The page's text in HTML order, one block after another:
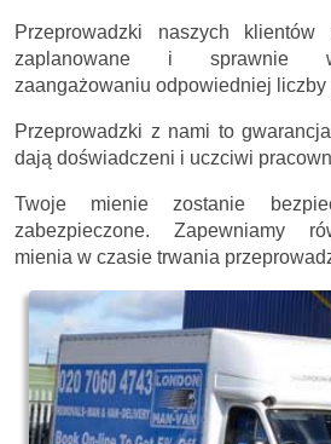
Przeprowadzki naszych
zaplanowane i sprawnie
zaangażowaniu odpowiedniej
Przeprowadzki z nami to
dają doświadczeni i uczciwi
Twoje mienie zostanie
zabezpieczone. Zapewniamy
mienia w czasie trwania